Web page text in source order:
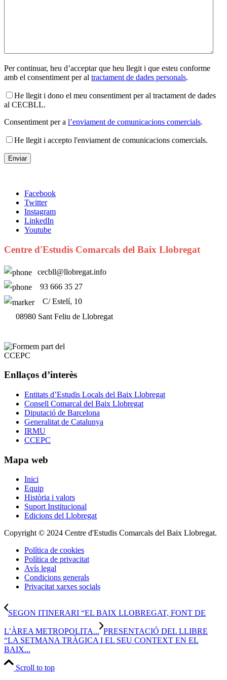
Per continuar, heu d’acceptar que heu llegit i que esteu conforme
amb el consentiment per al tractament de dades personals.
He llegit i dono el meu consentiment per al tractament de dades
al CECBLL.
Consentiment per a l’enviament de comunicacions comercials.
He llegit i accepto l'enviament de comunicacions comercials.
Facebook
Twitter
Instagram
LinkedIn
Youtube
Centre d'Estudis Comarcals del Baix Llobregat
cecbll@llobregat.info
93 666 35 27
C/ Estelí, 10
08980 Sant Feliu de Llobregat
Enllaços d’interès
Entitats d’Estudis Locals del Baix Llobregat
Consell Comarcal del Baix Llobregat
Diputació de Barcelona
Generalitat de Catalunya
IRMU
CCEPC
Mapa web
Inici
Equip
Història i valors
Suport Institucional
Edicions del Llobregat
Copyright © 2024 Centre d'Estudis Comarcals del Baix Llobregat.
Política de cookies
Política de privacitat
Avís legal
Condicions generals
Privacitat xarxes socials
SEGON ITINERARI “EL BAIX LLOBREGAT, FONT DE
L’ÀREA METROPOLITA... PRESENTACIÓ DEL LLIBRE
“LA SETMANA TRÀGICA I EL SEU CONTEXT EN EL
BAIX...
Scroll to top